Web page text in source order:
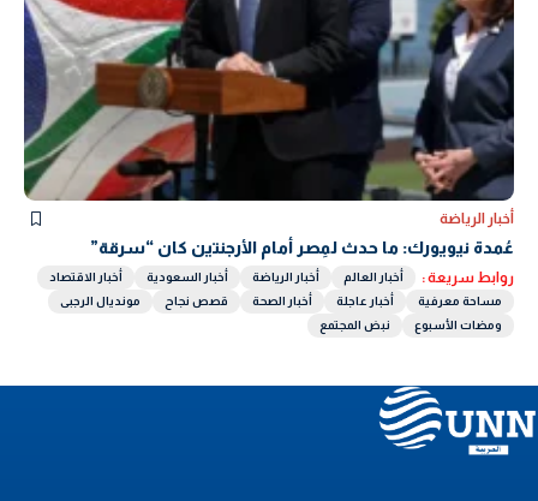
أخبار الرياضة
عُمدة نيويورك: ما حدث لمِصر أمام الأرجنتين كان “سرقة”
روابط سريعة : أخبار العالم أخبار الرياضة أخبار السعودية
أخبار الاقتصاد
مساحة معرفية
أخبار عاجلة أخبار الصحة قصص نجاح
مونديال الرجبى
ومضات الأسبوع
نبض المجتمع